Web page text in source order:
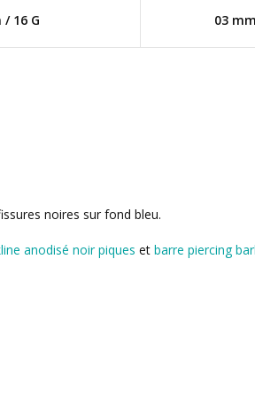
/ 16 G 03
noires sur fond bleu.
anodisé noir piques et barre piercing